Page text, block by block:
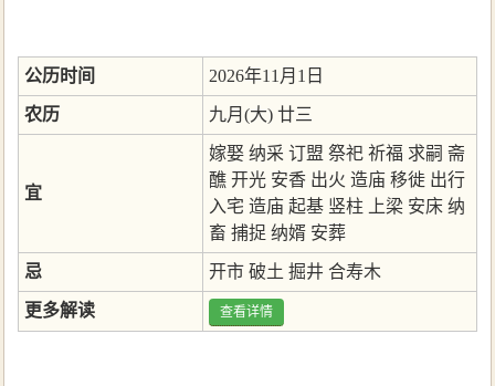
公历时间 2026年11月1日
农历 九月(大) 廿三
宜
嫁娶 纳采 订盟 祭祀 祈福 求嗣 斋
醮 开光 安香 出火 造庙 移徙 出行
入宅 造庙 起基 竖柱 上梁 安床 纳
畜 捕捉 纳婿 安葬
忌 开市 破土 掘井 合寿木
更多解读 查看详情